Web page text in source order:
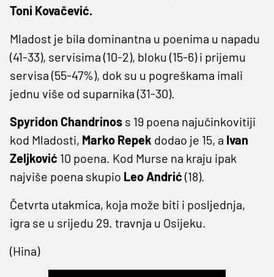
Toni Kovačević.
Mladost je bila dominantna u poenima u napadu
(41-33), servisima (10-2), bloku (15-6) i prijemu
servisa (55-47%), dok su u pogreškama imali
jednu više od suparnika (31-30).
Spyridon Chandrinos s 19 poena najučinkovitiji
kod Mladosti, Marko Repek dodao je 15, a Ivan
Zeljković 10 poena. Kod Murse na kraju ipak
najviše poena skupio Leo Andrić (18).
Četvrta utakmica, koja može biti i posljednja,
igra se u srijedu 29. travnja u Osijeku.
(Hina)